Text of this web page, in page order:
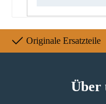
Originale Ersatzteile
Über